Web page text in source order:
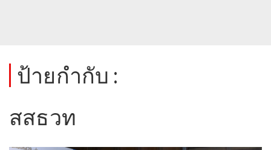
ป้ายกำกับ :
สสธวท